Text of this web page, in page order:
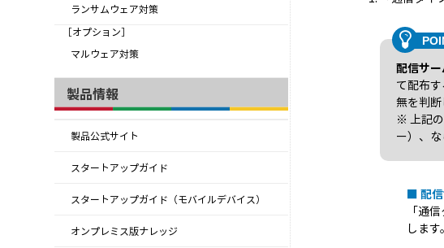
ランサムウェア対策
［オプション］
マルウェア対策
製品情報
製品公式サイト
スタートアップガイド
スタートアップガイド（モバイルデバイス）
オンプレミス版ナレッジ
配信サ
て配布
無を判
※ 上記
ー）、
■ 配信
「通
します。